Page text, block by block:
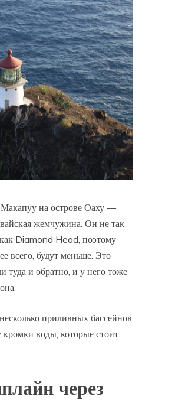
на острове Оаху —
жемчужина. Он не так
Diamond Head, поэтому
всего, будут меньше. Это
туда и обратно, и у него тоже
приливных бассейнов
кромки воды, которые стоит
через